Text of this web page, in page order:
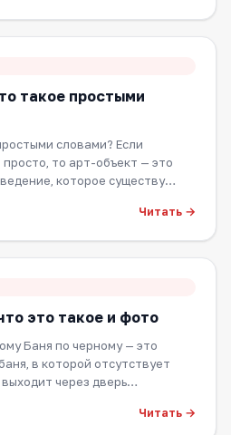
такое простыми
словами? Если
просто, то арт-объект — это
которое существу…
Читать →
это такое и фото
Баня по черному — это
в которой отсутствует
через дверь…
Читать →